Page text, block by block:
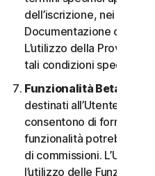
dell’iscrizione, nei
Documentazione che ne
L’utilizzo della Prova
tali condizioni specifiche.
Funzionalità Beta.
destinati all’Utente le
consentono di fornire
funzionalità potrebbe
di commissioni. L’Utente
l’utilizzo delle